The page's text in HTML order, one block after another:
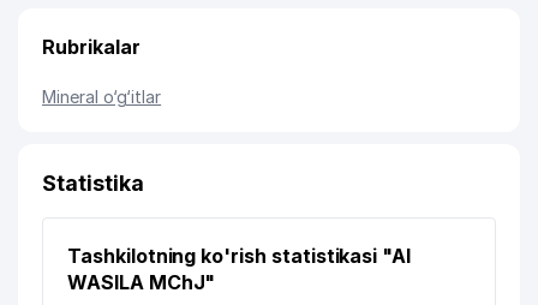
Rubrikalar
Mineral o‘g‘itlar
Statistika
Tashkilotning ko'rish statistikasi "Al
WASILA MChJ"